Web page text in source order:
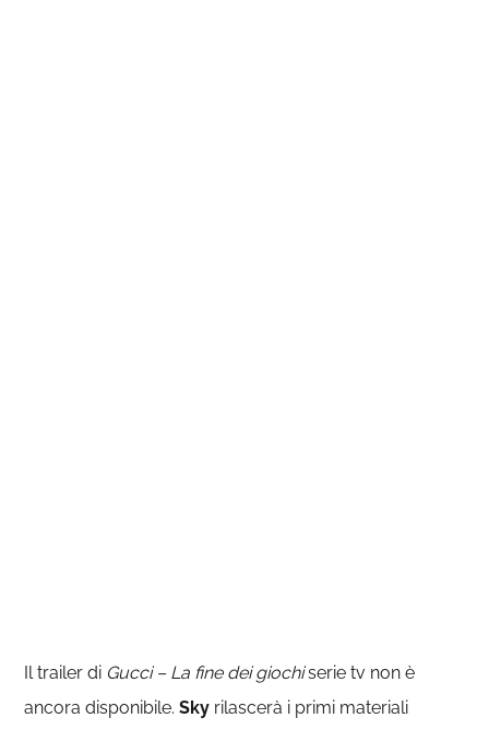
Il trailer di Gucci – La fine dei giochiserie tv non è
ancora disponibile.Sky rilascerà i primi materiali